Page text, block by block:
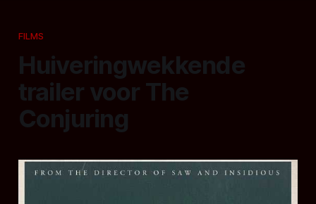
FILMS
Huiveringwekkende
trailer voor The
Conjuring